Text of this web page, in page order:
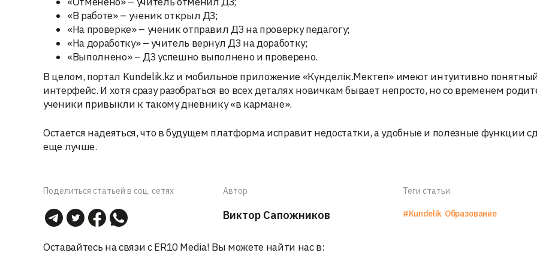
«В работе» – ученик открыл ДЗ;
«На проверке» – ученик отправил ДЗ на проверку педагогу;
«На доработку» – учитель вернул ДЗ на доработку;
«Выполнено» – ДЗ успешно выполнено и проверено.
В целом, портал Kundelik.kz и мобильное приложение «Күнделік.Мектеп» имеют интуитивно
интерфейс. И хотя сразу разобраться во всех деталях новичкам бывает непросто, но со временем
ученики привыкли к такому дневнику «в кармане».
Остается надеяться, что в будущем платформа исправит недостатки, а удобные и полезные функции
еще лучше.
Поделиться статьей в соц. сетях Автор
Виктор Сапожников
Теги статьи
#Kundelik Образование
Оставайтесь на связи с ER10 Media! Вы можете найти нас в: